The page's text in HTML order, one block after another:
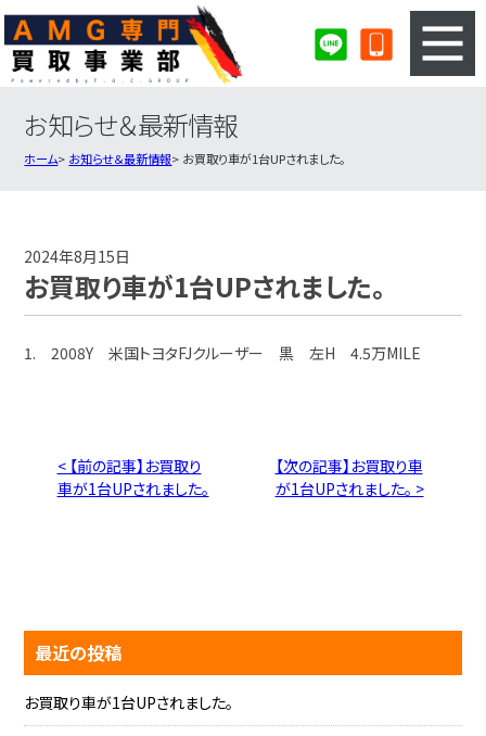
3ステップのカンタン査定
AMG買取実績
お知らせ＆最新情報
ホーム お知らせ＆最新情報 お買取り車が1台UPされました。
2024年8月15日
お買取り車が1台UPされました。
1. 2008Y 米国トヨタFJクルーザー 黒 左H 4.5万MILE
< 【前の記事】お買取り
車が1台UPされました。
【次の記事】お買取り車
が1台UPされました。 >
最近の投稿
お買取り車が1台UPされました。